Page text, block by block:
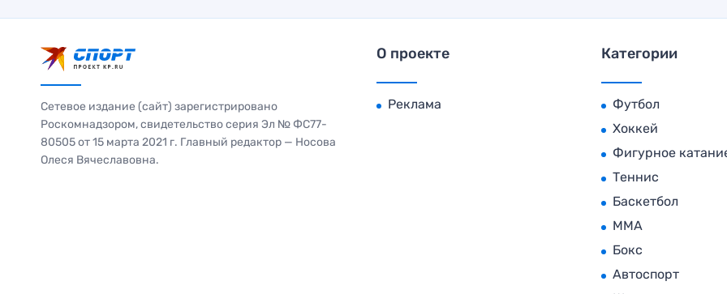
Сетевое издание (сайт) зарегистрировано
Роскомнадзором, свидетельство серия Эл № ФС77-
80505 от 15 марта 2021 г. Главный редактор — Носова
Олеся Вячеславовна.
О проекте
Реклама
Категории
Футбол
Хоккей
Фигурное
Теннис
Баскетбол
MMA
Бокс
Автоспорт